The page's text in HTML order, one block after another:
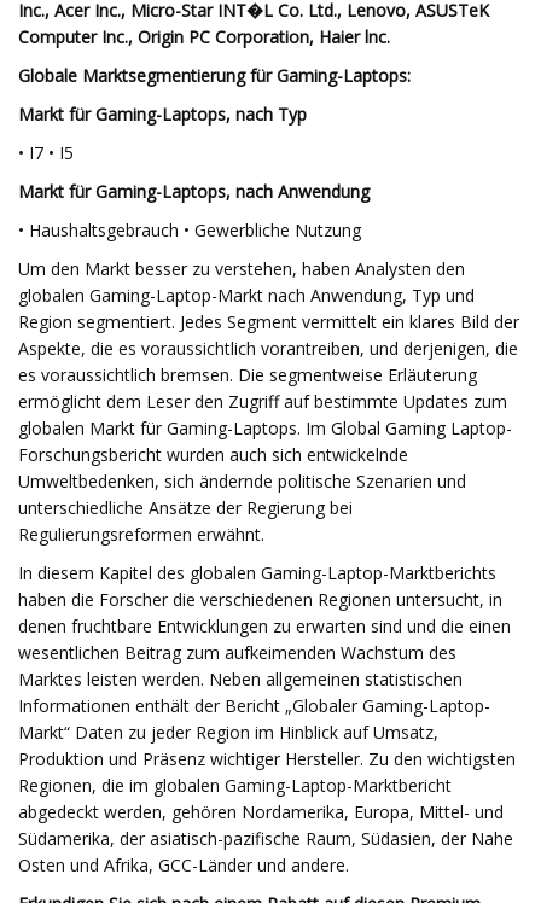
Inc., Acer Inc., Micro-Star INT�L Co. Ltd., Lenovo, ASUSTeK
Computer Inc., Origin PC Corporation, Haier lnc.
Globale Marktsegmentierung für Gaming-Laptops:
Markt für Gaming-Laptops, nach Typ
• I7 • I5
Markt für Gaming-Laptops, nach Anwendung
• Haushaltsgebrauch • Gewerbliche Nutzung
Um den Markt besser zu verstehen, haben Analysten den
globalen Gaming-Laptop-Markt nach Anwendung, Typ und
Region segmentiert. Jedes Segment vermittelt ein klares Bild der
Aspekte, die es voraussichtlich vorantreiben, und derjenigen, die
es voraussichtlich bremsen. Die segmentweise Erläuterung
ermöglicht dem Leser den Zugriff auf bestimmte Updates zum
globalen Markt für Gaming-Laptops. Im Global Gaming Laptop-
Forschungsbericht wurden auch sich entwickelnde
Umweltbedenken, sich ändernde politische Szenarien und
unterschiedliche Ansätze der Regierung bei
Regulierungsreformen erwähnt.
In diesem Kapitel des globalen Gaming-Laptop-Marktberichts
haben die Forscher die verschiedenen Regionen untersucht, in
denen fruchtbare Entwicklungen zu erwarten sind und die einen
wesentlichen Beitrag zum aufkeimenden Wachstum des
Marktes leisten werden. Neben allgemeinen statistischen
Informationen enthält der Bericht „Globaler Gaming-Laptop-
Markt“ Daten zu jeder Region im Hinblick auf Umsatz,
Produktion und Präsenz wichtiger Hersteller. Zu den wichtigsten
Regionen, die im globalen Gaming-Laptop-Marktbericht
abgedeckt werden, gehören Nordamerika, Europa, Mittel- und
Südamerika, der asiatisch-pazifische Raum, Südasien, der Nahe
Osten und Afrika, GCC-Länder und andere.